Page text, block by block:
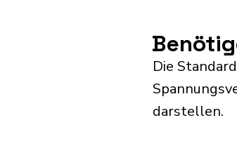
Die
darstellen.